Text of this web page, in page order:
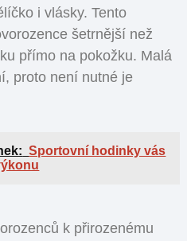
i vlásky. Tento
šetrnější než
přímo na pokožku. Malá
proto není nutné je
Sportovní hodinky vás
k přirozenému